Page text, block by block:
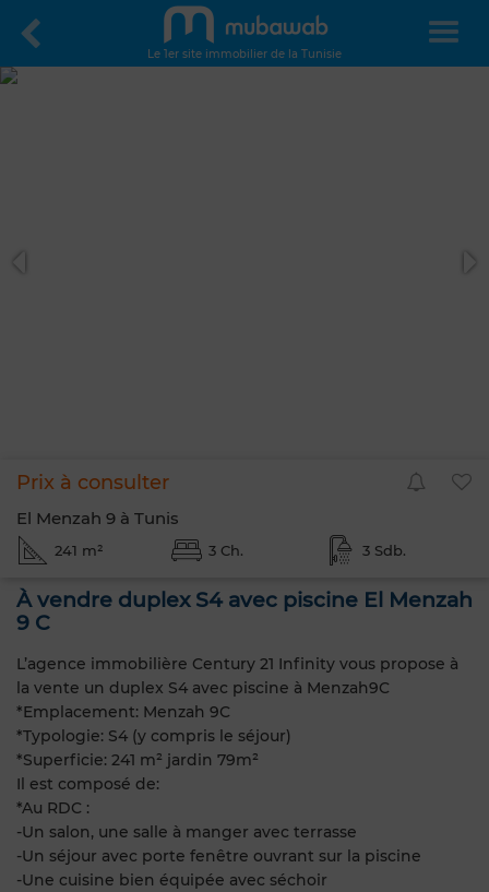
Le 1er site immobilier de la Tunisie
Prix à consulter
El Menzah 9 à Tunis
241 m² 3 Ch. 3 Sdb.
À vendre duplex S4 avec piscine El Menzah
9 C
L’agence immobilière Century 21 Infinity vous propose à
la vente un duplex S4 avec piscine à Menzah9C
*Emplacement: Menzah 9C
*Typologie: S4 (y compris le séjour)
*Superficie: 241 m² jardin 79m²
Il est composé de:
*Au RDC :
-Un salon, une salle à manger avec terrasse
-Un séjour avec porte fenêtre ouvrant sur la piscine
-Une cuisine bien équipée avec séchoir